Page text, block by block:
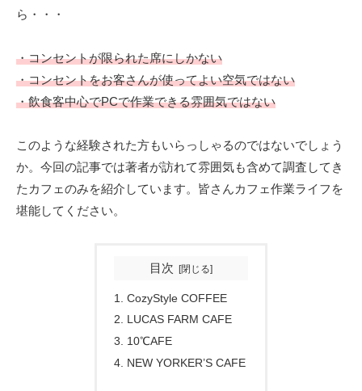
ら・・・
・コンセントが限られた席にしかない
・コンセントをお客さんが使ってよい空気ではない
・飲食客中心でPCで作業できる雰囲気ではない
このような経験された方もいらっしゃるのではないでしょう
か。今回の記事では著者が訪れて雰囲気も含めて調査してき
たカフェのみを紹介しています。皆さんカフェ作業ライフを
堪能してください。
目次
CozyStyle COFFEE
LUCAS FARM CAFE
10℃AFE
NEW YORKER’S CAFE